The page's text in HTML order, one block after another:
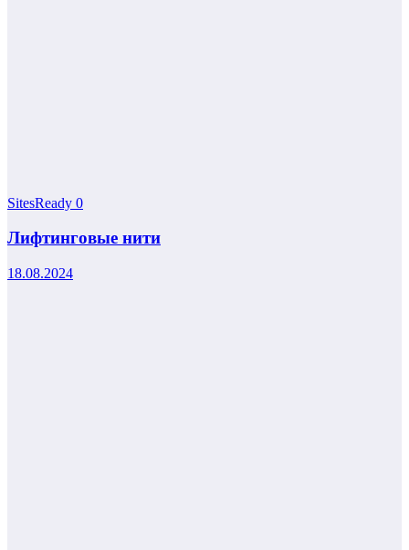
SitesReady 0
Лифтинговые нити
18.08.2024